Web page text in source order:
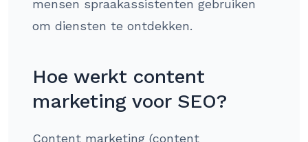
mensen spraakassistenten gebruiken
om diensten te ontdekken.
Hoe werkt content
marketing voor SEO?
Content marketing (content